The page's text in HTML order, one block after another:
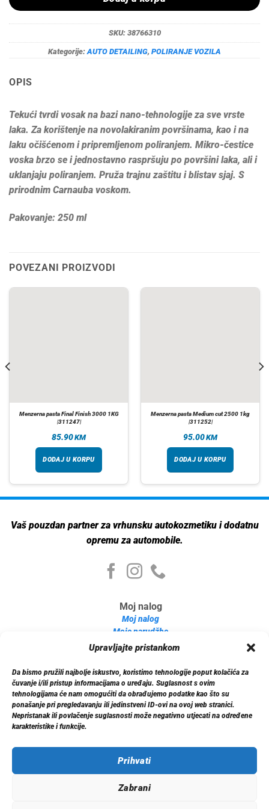
Upravljajte pristankom
Da bismo pružili najbolje iskustvo, koristimo tehnologije poput kolačića za
čuvanje i/ili pristup informacijama o uređaju. Suglasnost s ovim
tehnologijama će nam omogućiti da obrađujemo podatke kao što su
ponašanje pri pregledavanju ili jedinstveni ID-ovi na ovoj web stranici.
Nepristanak ili povlačenje suglasnosti može negativno utjecati na određene
karakteristike i funkcije.
Prihvati
Zabrani
SKU: 38766310
Kategorije: AUTO DETAILING, POLIRANJE VOZILA
OPIS
Tekući tvrdi vosak na bazi nano-tehnologije za sve vrste
laka. Za korištenje na novolakiranim površinama, kao i na
laku očišćenom i pripremljenom poliranjem. Mikro-čestice
voska brzo se i jednostavno raspršuju po površini laka, ali i
uklanjaju poliranjem. Pruža trajnu zaštitu i blistav sjaj. S
prirodnim Carnauba voskom.
Pakovanje: 250 ml
POVEZANI PROIZVODI
Menzerna pasta Final Finish 3000 1KG
|311247|
85.90KM
DODAJ U KORPU
Menzerna pasta Medium cut 2500 1kg
|311252|
95.00KM
DODAJ U KORPU
Vaš pouzdan partner za vrhunsku autokozmetiku i dodatnu
opremu za automobile.
Moj nalog
Moj nalog
Moje narudžbe
Detalji računa
Informacije
O nama
Dostava
Politika privatnosti
© 2026 Xenon.ba. Sva prava zadržana.